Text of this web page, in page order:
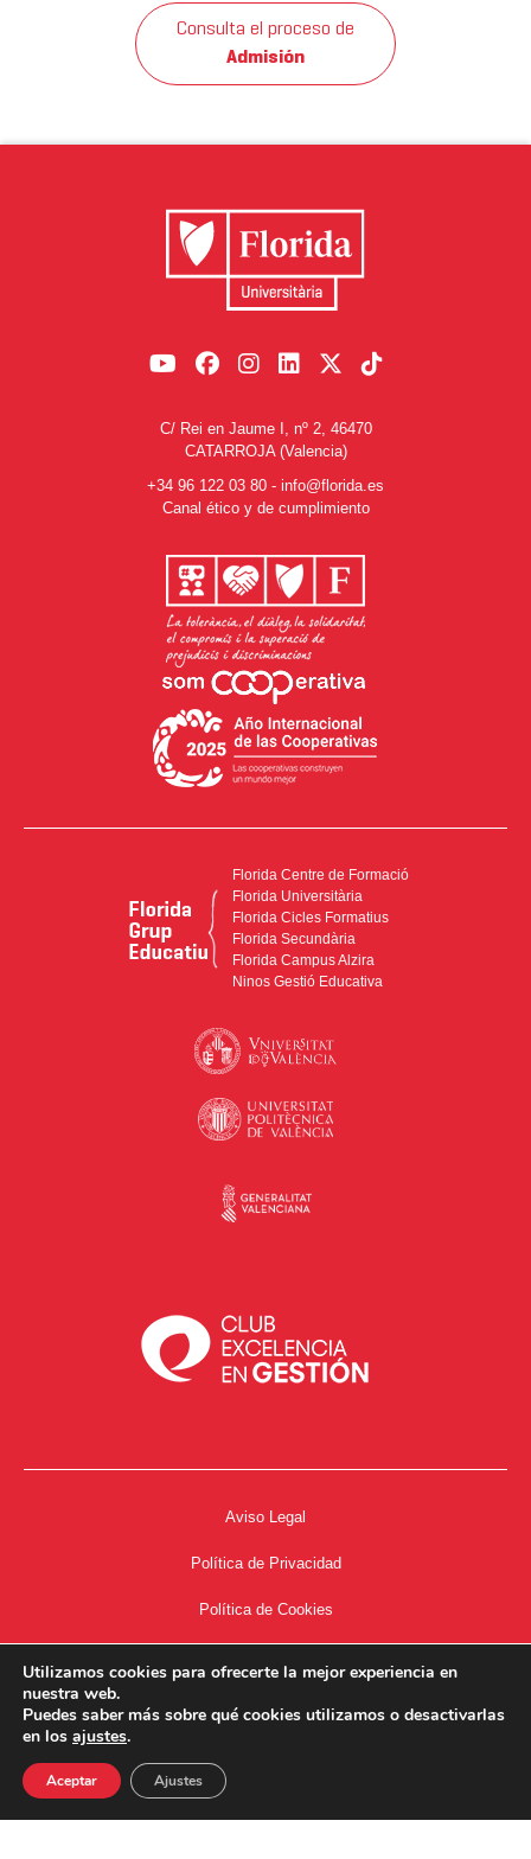
Consulta el proceso de
Admisión
C/ Rei en Jaume I, nº 2, 46470
CATARROJA (Valencia)
+34 96 122 03 80 - info@florida.es
Canal ético y de cumplimiento
Florida Centre de Formació
Florida Universitària
Florida Cicles Formatius
Florida Secundària
Florida Campus Alzira
Ninos Gestió Educativa
Aviso Legal
Política de Privacidad
Política de Cookies
34667504662
Utilizamos cookies para ofrecerte la mejor experiencia en
nuestra web.
Puedes saber más sobre qué cookies utilizamos o desactivarlas
en los ajustes.
Aceptar Ajustes